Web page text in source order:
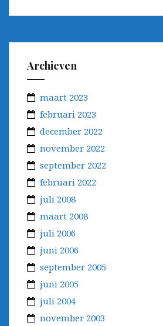
Archieven
maart 2023
februari 2023
december 2022
november 2022
september 2022
februari 2022
juli 2008
maart 2008
juli 2006
juni 2006
september 2005
juni 2005
juli 2004
november 2003